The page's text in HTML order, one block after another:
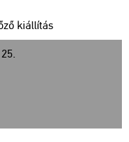
kiállítás